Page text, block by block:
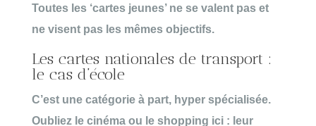
Toutes les ‘cartes jeunes’ ne se valent pas et
ne visent pas les mêmes objectifs.
Les cartes nationales de transport :
le cas d’école
C’est une catégorie à part, hyper spécialisée.
Oubliez le cinéma ou le shopping ici : leur